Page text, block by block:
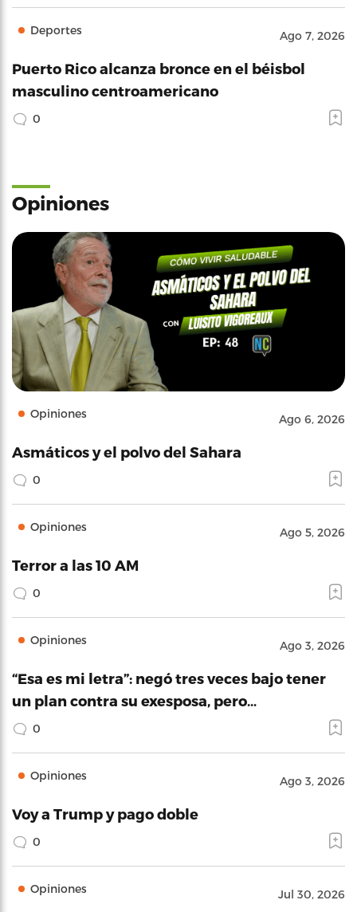
Deportes Ago 7, 2026
Puerto Rico alcanza bronce en el béisbol
masculino centroamericano
0
Opiniones
Opiniones Ago 6, 2026
Asmáticos y el polvo del Sahara
0
Opiniones Ago 5, 2026
Terror a las 10 AM
0
Opiniones Ago 3, 2026
“Esa es mi letra”: negó tres veces bajo tener
un plan contra su exesposa, pero…
0
Opiniones Ago 3, 2026
Voy a Trump y pago doble
0
Opiniones Jul 30, 2026